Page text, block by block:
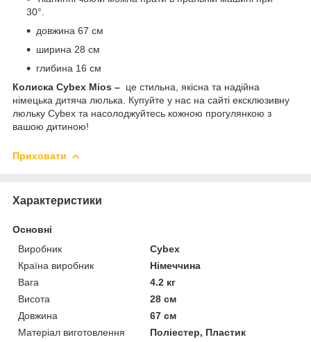
30°.
довжина 67 см
ширина 28 см
глибина 16 см
Колиска Cybex Mios – це стильна, якісна та надійна
німецька дитяча люлька. Купуйте у нас на сайті ексклюзивну
люльку Cybex та насолоджуйтесь кожною прогулянкою з
вашою дитиною!
Приховати
Характеристики
Основні
Виробник
Cybex
Країна виробник
Німеччина
Вага
4.2 кг
Висота
28 см
Довжина
67 см
Матеріал виготовлення
Поліестер, Пластик